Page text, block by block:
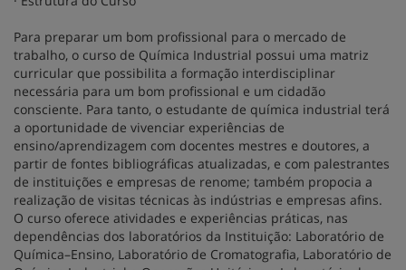
Para preparar um bom profissional para o mercado de
trabalho, o curso de Química Industrial possui uma matriz
curricular que possibilita a formação interdisciplinar
necessária para um bom profissional e um cidadão
consciente. Para tanto, o estudante de química industrial terá
a oportunidade de vivenciar experiências de
ensino/aprendizagem com docentes mestres e doutores, a
partir de fontes bibliográficas atualizadas, e com palestrantes
de instituições e empresas de renome; também propocia a
realização de visitas técnicas às indústrias e empresas afins.
O curso oferece atividades e experiências práticas, nas
dependências dos laboratórios da Instituição: Laboratório de
Química–Ensino, Laboratório de Cromatografia, Laboratório de